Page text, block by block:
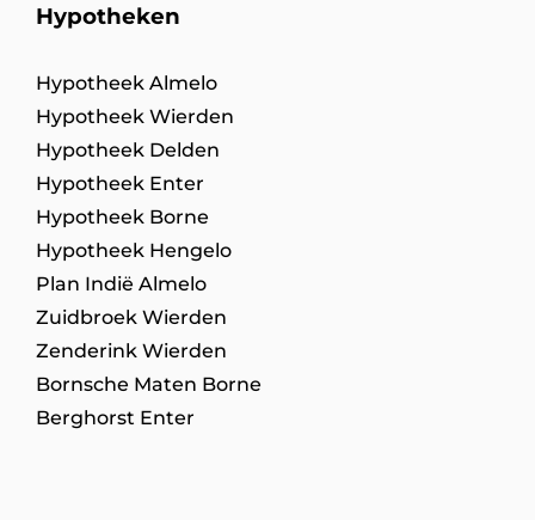
Hypotheken
Hypotheek Almelo
Hypotheek Wierden
Hypotheek Delden
Hypotheek Enter
Hypotheek Borne
Hypotheek Hengelo
Plan Indië Almelo
Zuidbroek Wierden
Zenderink Wierden
Bornsche Maten Borne
Berghorst Enter